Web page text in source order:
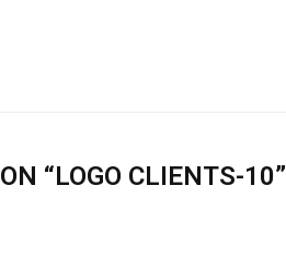
ON “LOGO CLIENTS-10”